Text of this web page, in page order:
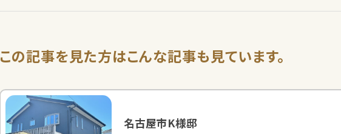
この記事を見た方はこんな記事も見ています。
名古屋市K様邸